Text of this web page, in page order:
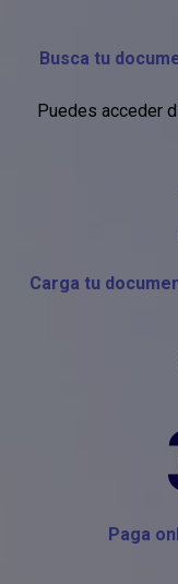
Busca tu
Puedes acceder
Carga tu
Paga